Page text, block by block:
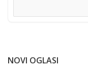
NOVI OGLASI